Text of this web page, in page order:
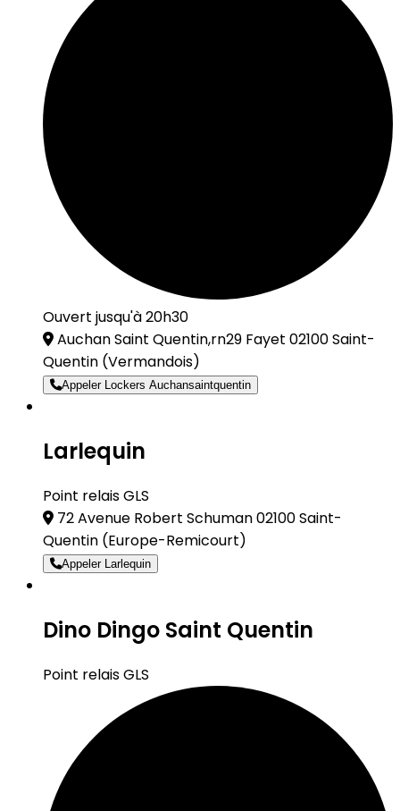
Ouvert jusqu'à 20h30
Auchan Saint Quentin,rn29 Fayet 02100 Saint-
Quentin (Vermandois)
Appeler Lockers Auchansaintquentin
Larlequin
Point relais GLS
72 Avenue Robert Schuman 02100 Saint-
Quentin (Europe-Remicourt)
Appeler Larlequin
Dino Dingo Saint Quentin
Point relais GLS